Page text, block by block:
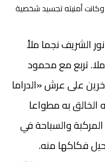
الشريف نجما ملأ
تربع مع محمود
على عرش «الدراما
الخالق به مطواعا
والسباحة في
فكاكها منه.